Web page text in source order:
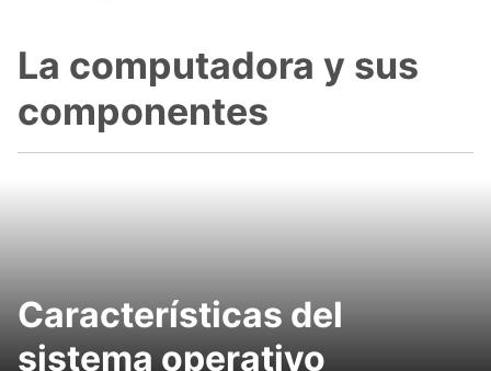
La computadora y sus
componentes
Características del
sistema operativo